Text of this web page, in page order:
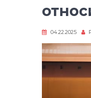
04.22.2025